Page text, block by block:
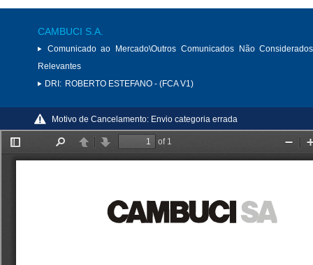
CAMBUCI S.A.
Comunicado ao Mercado\Outros Comunicados Não
Relevantes
DRI: ROBERTO ESTEFANO - (FCA V1)
Motivo de Cancelamento: Envio categoria errada